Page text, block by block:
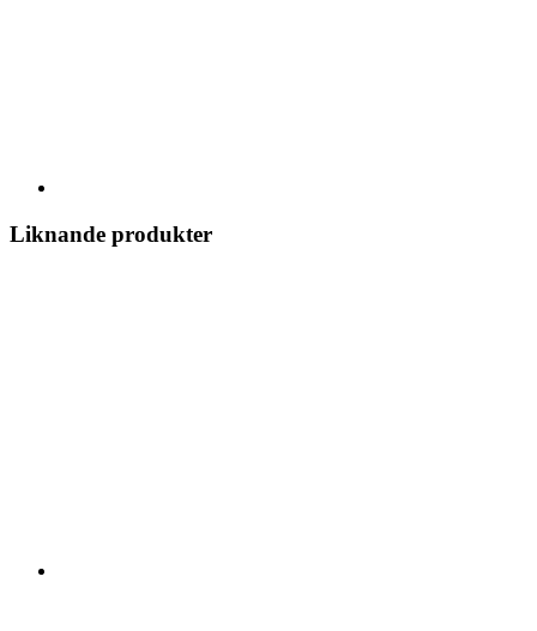
Liknande produkter